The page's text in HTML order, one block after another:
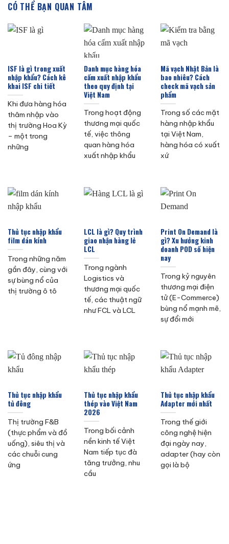
CÓ THỂ BẠN QUAN TÂM
ISF là gì trong xuất
nhập khẩu? Cách kê
khai ISF chi tiết
Khi đưa hàng hóa
thâm nhập vào
thị trường Hoa Kỳ
– một trong
những
Danh mục hàng hóa
cấm xuất nhập khẩu
theo quy định tại
Việt Nam
Trong hoạt động
thương mại quốc
tế, việc thông
quan hàng hóa
xuất nhập khẩu
Mã vạch Nhật Bản là
bao nhiêu? Cách
check mã vạch sản
phẩm
Trong số các mặt
hàng nhập khẩu
tại Việt Nam,
hàng hóa có xuất
xứ
Thủ tục nhập khẩu
film dán kính
Trong những năm
gần đây, cùng với
sự bùng nổ của
thị trường ô tô
LCL là gì? Quy trình
giao nhận hàng lẻ
LCL
Trong ngành
Logistics và
thương mại quốc
tế, các thuật ngữ
như FCL và LCL
Print On Demand là
gì? Xu hướng kinh
doanh POD số hiện
nay
Trong kỷ nguyên
thương mại điện
tử (E-Commerce)
bùng nổ mạnh mẽ,
sự đổi mới
Thủ tục nhập khẩu
tủ đông
Thị trường F&B
(thực phẩm và đồ
uống), siêu thị và
các chuỗi cung
ứng
Thủ tục nhập khẩu
thép vào Việt Nam
2026
Trong bối cảnh
nền kinh tế Việt
Nam tiếp tục đà
tăng trưởng, nhu
cầu
Thủ tục nhập khẩu
Adapter mới nhất
Trong thế giới
công nghệ hiện
đại ngày nay,
adapter (hay còn
gọi là bộ